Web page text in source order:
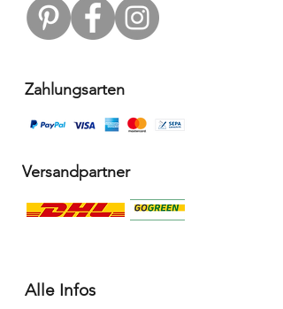
Zahlungsarten
Versandpartner
Alle Infos